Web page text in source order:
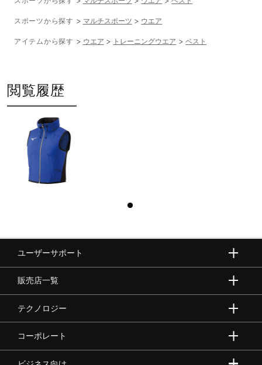
スポーツから探す マルチスポーツ ウエア
アイテムから探す ウエア トレーニングウエア ベスト
閲覧履歴
ユーザーサポート
販売店一覧
テクノロジー
コーポレート